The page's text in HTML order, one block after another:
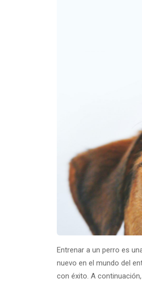
Entrenar a un perro es
nuevo en el mundo del
con éxito. A